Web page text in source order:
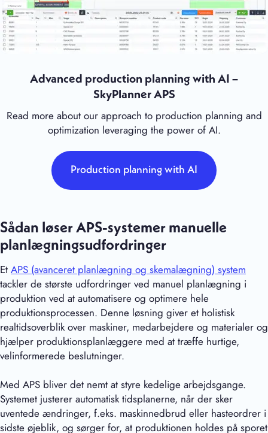
Advanced production planning with AI –
SkyPlanner APS
Read more about our approach to production planning and
optimization leveraging the power of AI.
Production planning with AI
Sådan løser APS-systemer manuelle
planlægningsudfordringer
Et APS (avanceret planlægning og skemalægning) system
tackler de største udfordringer ved manuel planlægning i
produktion ved at automatisere og optimere hele
produktionsprocessen. Denne løsning giver et holistisk
realtidsoverblik over maskiner, medarbejdere og materialer og
hjælper produktionsplanlæggere med at træffe hurtige,
velinformerede beslutninger.
Med APS bliver det nemt at styre kedelige arbejdsgange.
Systemet justerer automatisk tidsplanerne, når der sker
uventede ændringer, f.eks. maskinnedbrud eller hasteordrer i
sidste øjeblik, og sørger for, at produktionen holdes på sporet